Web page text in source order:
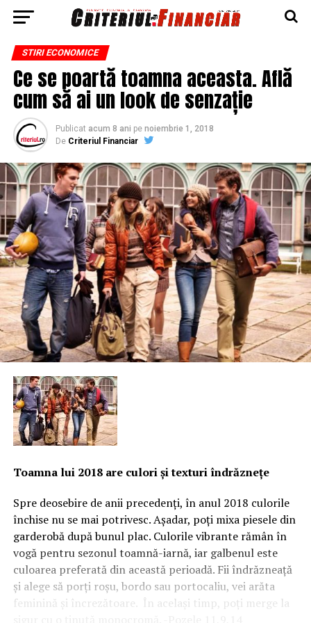
STIRI ECONOMICE
Ce se poartă toamna aceasta. Află
cum să ai un look de senzație
Publicat acum 8 ani pe noiembrie 1, 2018
De Criteriul Financiar
Toamna lui 2018 are culori şi texturi îndrăzneţe
Spre deosebire de anii precedenţi, în anul 2018 culorile
închise nu se mai potrivesc. Aşadar, poţi mixa piesele din
garderobă după bunul plac. Culorile vibrante rămân în
vogă pentru sezonul toamnă-iarnă, iar galbenul este
culoarea preferată din această perioadă. Fii îndrăzneaţă
şi alege să porţi roşu, bordo sau portocaliu, vei arăta
feminină şi încrezătoare. În acelaşi timp, poţi merge la